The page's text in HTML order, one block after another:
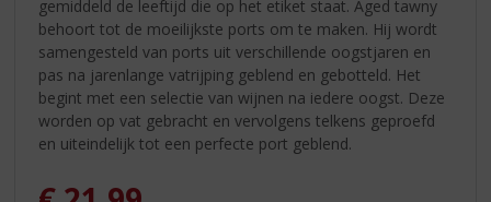
gemiddeld de leeftijd die op het etiket staat. Aged tawny
behoort tot de moeilijkste ports om te maken. Hij wordt
samengesteld van ports uit verschillende oogstjaren en
pas na jarenlange vatrijping geblend en gebotteld. Het
begint met een selectie van wijnen na iedere oogst. Deze
worden op vat gebracht en vervolgens telkens geproefd
en uiteindelijk tot een perfecte port geblend.